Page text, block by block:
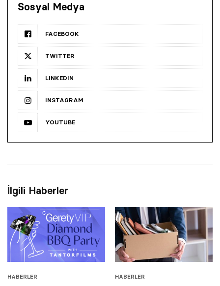
Sosyal Medya
FACEBOOK
TWITTER
LINKEDIN
INSTAGRAM
YOUTUBE
İlgili Haberler
HABERLER HABERLER